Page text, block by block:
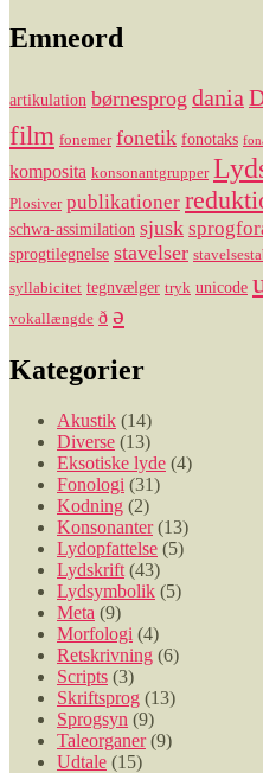
Emneord
artikulation børnesprog dania
film fonemer fonetik fonotaks
komposita konsonantgrupper
Plosiver publikationer
schwa-assimilation sjusk
sprogtilegnelse stavelser
syllabicitet tegnvælger tryk unicode
vokallængde ð ə
Kategorier
Akustik (14)
Diverse (13)
Eksotiske lyde (4)
Fonologi (31)
Kodning (2)
Konsonanter(13)
Lydopfattelse (5)
Lydskrift (43)
Lydsymbolik (5)
Meta (9)
Morfologi (4)
Retskrivning (6)
Scripts (3)
Skriftsprog (13)
Sprogsyn (9)
Taleorganer(9)
Udtale (15)